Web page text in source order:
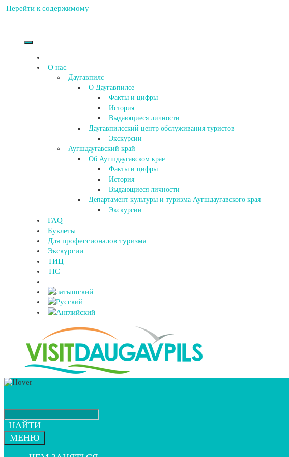
Перейти к содержимому
О нас
Даугавпилс
О Даугавпилсе
Факты и цифры
История
Выдающиеся личности
Даугавпилсский центр обслуживания туристов
Экскурсии
Аугшдаугавский край
Об Аугшдаугавском крае
Факты и цифры
История
Выдающиеся личности
Департамент культуры и туризма Аугшдаугавского края
Экскурсии
FAQ
Буклеты
Для профессионалов туризма
Экскурсии
ТИЦ
TIC
НАЙТИ
МЕНЮ